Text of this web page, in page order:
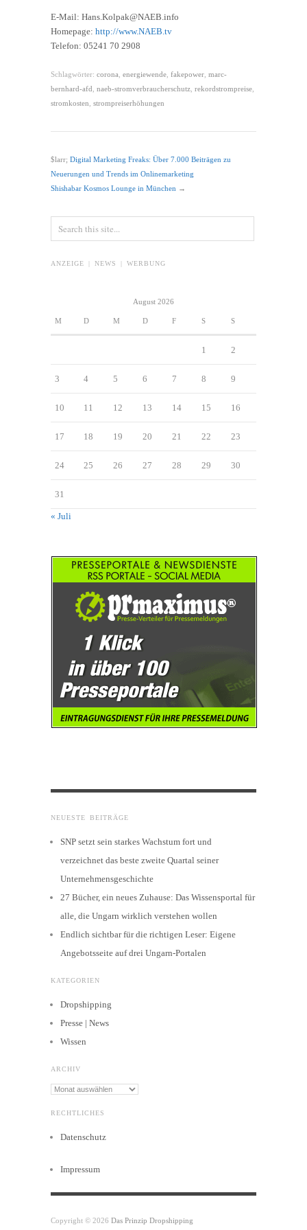
E-Mail: Hans.Kolpak@NAEB.info
Homepage: http://www.NAEB.tv
Telefon: 05241 70 2908
Schlagwörter: corona energiewende fakepower marc-
bernhard-afd naeb-stromverbraucherschutz rekordstrompreise
stromkosten strompreiserhöhungen
$larr; Digital Marketing Freaks: Über 7.000 Beiträgen zu
Neuerungen und Trends im Onlinemarketing
Shishabar Kosmos Lounge in München →
ANZEIGE | NEWS | WERBUNG
August 2026
M D M D F S S
1 2
3 4 5 6 7 8 9
10 11 12 13 14 15 16
17 18 19 20 21 22 23
24 25 26 27 28 29 30
31
« Juli
NEUESTE BEITRÄGE
SNP setzt sein starkes Wachstum fort und
verzeichnet das beste zweite Quartal seiner
Unternehmensgeschichte
27 Bücher, ein neues Zuhause: Das Wissensportal für
alle, die Ungarn wirklich verstehen wollen
Endlich sichtbar für die richtigen Leser: Eigene
Angebotsseite auf drei Ungarn-Portalen
KATEGORIEN
Dropshipping
Presse | News
Wissen
ARCHIV
Archiv
RECHTLICHES
Datenschutz
Impressum
Copyright © 2026 Das Prinzip Dropshipping